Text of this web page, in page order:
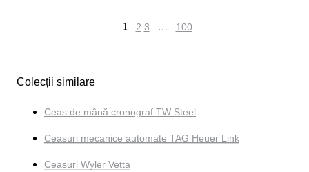
1 2 3 … 100
Colecții similare
Ceas de mână cronograf TW Steel
Ceasuri mecanice automate TAG Heuer Link
Ceasuri Wyler Vetta